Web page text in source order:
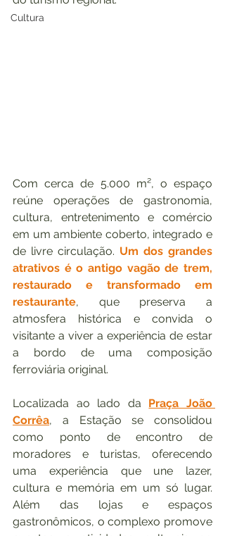
Cultura
Com cerca de 5.000 m², o espaço
reúne operações de gastronomia,
cultura, entretenimento e comércio
em um ambiente coberto, integrado e
de livre circulação. Um dos grandes
atrativos é o antigo vagão de trem,
restaurado e transformado em
restaurante, que preserva a
atmosfera histórica e convida o
visitante a viver a experiência de estar
a bordo de uma composição
ferroviária original.
Localizada ao lado da Praça João
Corrêa, a Estação se consolidou
como ponto de encontro de
moradores e turistas, oferecendo
uma experiência que une lazer,
cultura e memória em um só lugar.
Além das lojas e espaços
gastronômicos, o complexo promove